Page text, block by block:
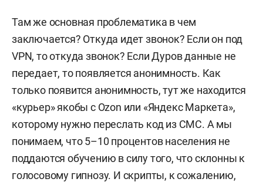
Председатель совета фонда развития цифровой
экономики.
Там же основная проблематика в чем
заключается? Откуда идет звонок? Если он под
VPN, то откуда звонок? Если Дуров данные не
передает, то появляется анонимность. Как
только появится анонимность, тут же находится
«курьер» якобы с Ozon или «Яндекс Маркета»,
которому нужно переслать код из СМС. А мы
понимаем, что 5–10 процентов населения не
поддаются обучению в силу того, что склонны к
голосовому гипнозу. И скрипты, к сожалению,